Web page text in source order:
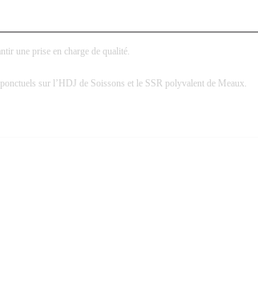
une prise en charge de qualité.
sur l’HDJ de Soissons et le SSR polyvalent de Meaux.